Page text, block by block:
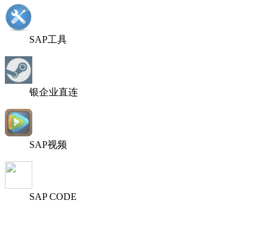
SAP工具
银企业直连
SAP视频
SAP CODE